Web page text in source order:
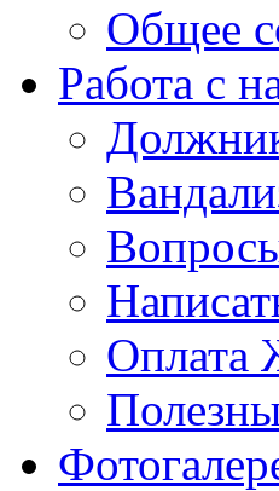
Общее
Работа с
Оплата